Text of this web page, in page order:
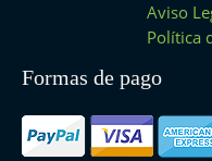
Aviso
Política
Formas de pago